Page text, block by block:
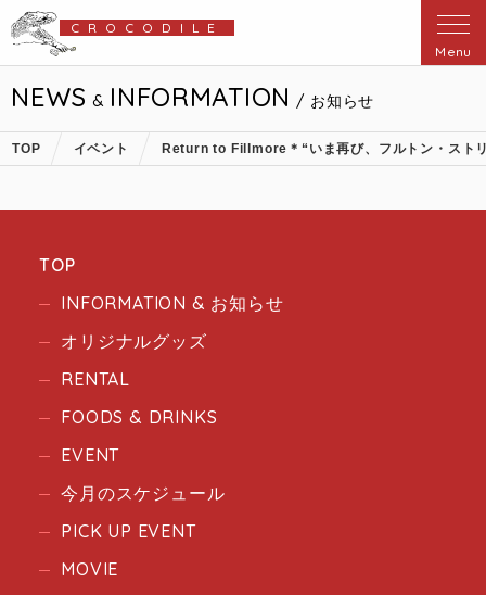
CROCODILE
Menu
NEWS & INFORMATION / お知らせ
TOP イベント Return to Fillmore＊“いま再び、フルトン・スト
TOP
INFORMATION & お知らせ
オリジナルグッズ
RENTAL
FOODS & DRINKS
EVENT
今月のスケジュール
PICK UP EVENT
MOVIE